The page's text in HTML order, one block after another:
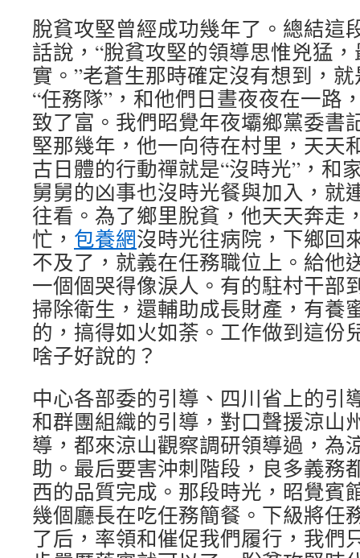
脫貧攻堅曾經成功幾年了。總結這
話說，“脫貧攻堅的領導思惟兇猛
實。”老蒼生那時確定沒有想到，
“任務隊”，和他們日晝夜夜在一路
致了富。我們昭覺年夜壩鄉黨委書
堅那幾年，他一向待在村里，天天
古日體的行動禪就是“沒時光”，和
舅舅的凶事也沒時光餐與加入，就
往看。為了鄉里脫貧，他天天奔走
忙， 包養網沒時光往病院，下鄉回
不及了，就義在任務職位上。給他
一個個哭得像淚人。有的駐村干部
掃除衛生，還輔助成長財產，有養
的，搞得如火如荼。工作做到這份
啥子好說的？
中心各部委的引導、四川省上的引
和群團組織的引導，對口聲援涼山
導，都來涼山觀察調研領導過，為
助。最后要害沖刺階段，良多義務
西的品質完成。那段時光，昭覺賓
幾個廳長在吃任務簡餐。下級將任
了后，率領和催促我們履行，我們